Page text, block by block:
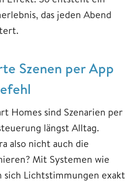
das jeden Abend
Szenen per App
Homes sind Szenarien per
längst Alltag.
also nicht auch die
Mit Systemen wie
sich Lichtstimmungen exakt